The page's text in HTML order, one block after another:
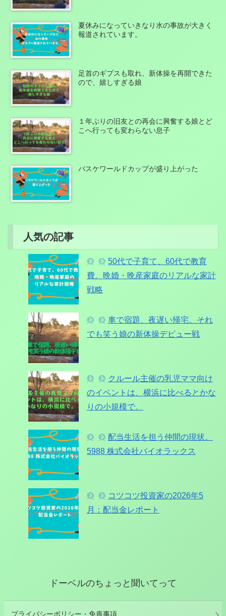
夏休みになっていきなり水の事故が大きく
報道されています。
足首のギプスも取れ、新体操を再開できた
ので、嬉しすぎる娘
１年ぶりの旧友との再会に興奮する娘とど
こへ行っても変わらない息子
バスケワールドカップが盛り上がった
人気の記事
50代で子育て、60代で教育
費。晩婚・晩産家庭のリアルな家計
戦略
車で宿題、夜遅い帰宅。それ
でも笑う娘の新体操デビュー戦
クルール主催の乳児ママ向け
のイベントは、横浜に比べるとかな
りの小規模で。
配当生活を担う仲間の現状。
5988 株式会社パイオラックス
コツコツ投資家の2026年5
月：配当金レポート
ドーベルのちょっと聞いてって
プライバシーポリシー・免責事項